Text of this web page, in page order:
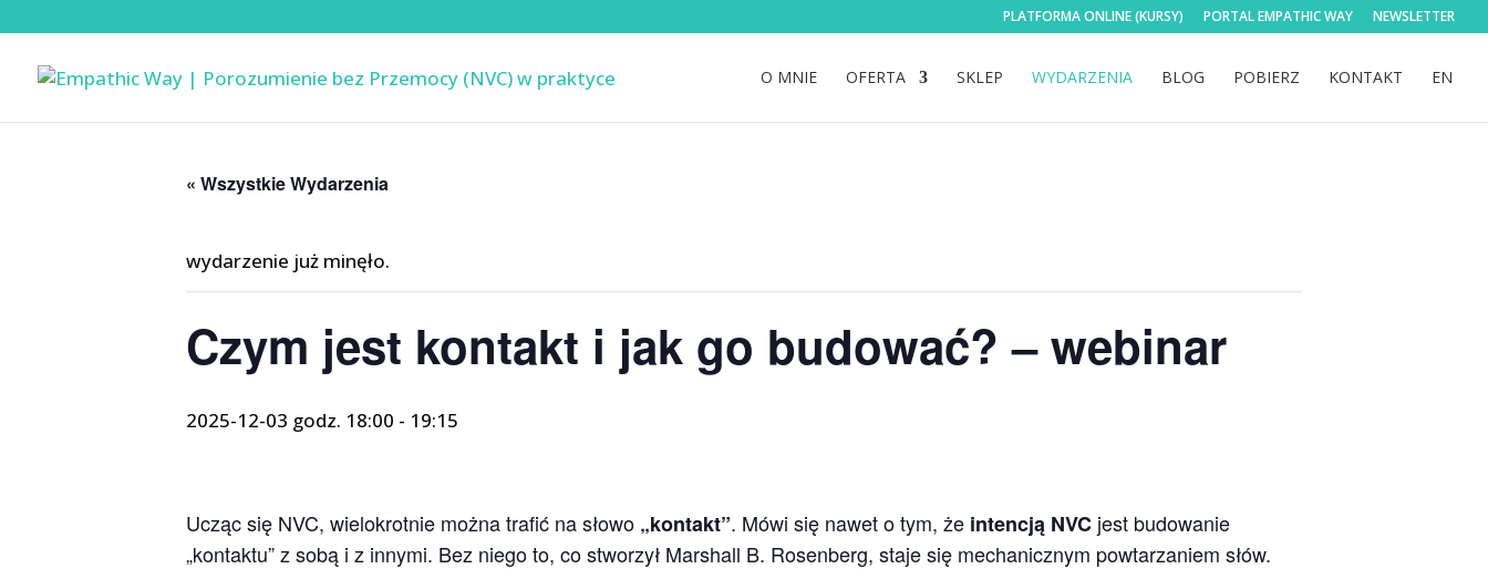
PLATFORMA ONLINE (KURSY) PORTAL EMPATHIC WAY NEWSLETTER
O MNIE OFERTA SKLEP WYDARZENIA BLOG POBIERZ KONTAKT EN
« Wszystkie Wydarzenia
wydarzenie już minęło.
Czym jest kontakt i jak go budować? – webinar
2025-12-03 godz. 18:00 - 19:15
Ucząc się NVC, wielokrotnie można trafić na słowo „kontakt”. Mówi się nawet o tym, że intencją NVC jest budowanie
„kontaktu” z sobą i z innymi. Bez niego to, co stworzył Marshall B. Rosenberg, staje się mechanicznym powtarzaniem słów.